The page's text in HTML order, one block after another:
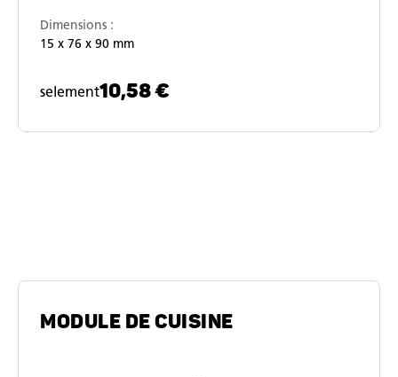
Dimensions :
15 x 76 x 90 mm
selement10,58 €
MODULE DE CUISINE